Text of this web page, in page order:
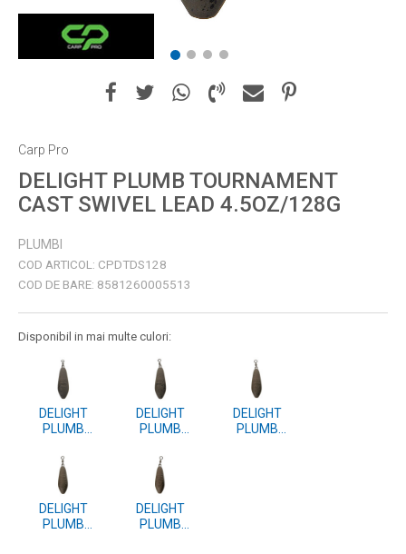
1 2 3 4
Carp Pro
DELIGHT PLUMB TOURNAMENT
CAST SWIVEL LEAD 4.5OZ/128G
PLUMBI
COD ARTICOL: CPDTDS128
COD DE BARE: 8581260005513
Disponibil in mai multe culori:
DELIGHT
PLUMB
CAST SWIVEL
LEAD
5.0OZ/142G
DELIGHT
PLUMB
CAST SWIVEL
LEAD
4.5OZ/128G
DELIGHT
PLUMB
DELIGHT
PLUMB
DELIGHT
PLUMB